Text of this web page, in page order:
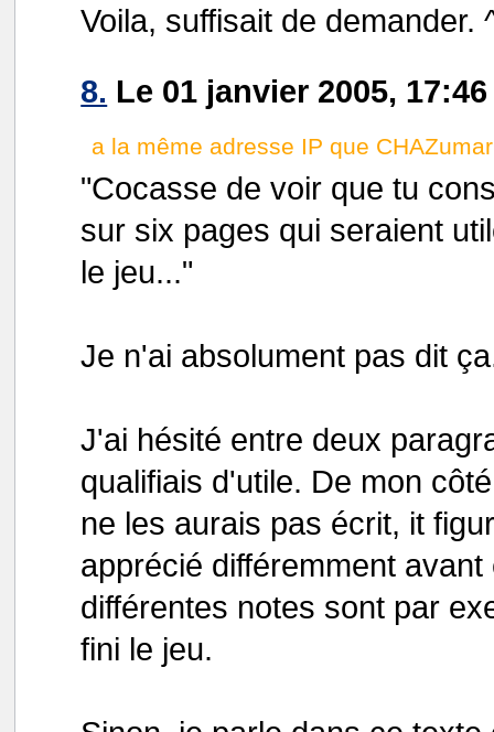
Voila, suffisait de demander.
8. Le 01 janvier 2005,
a la même adresse IP que
"Cocasse de voir que tu
sur six pages qui seraient
le jeu..."
Je n'ai absolument pas dit
J'ai hésité entre deux
qualifiais d'utile. De mon
ne les aurais pas écrit, it
apprécié différemment
différentes notes sont par
fini le jeu.